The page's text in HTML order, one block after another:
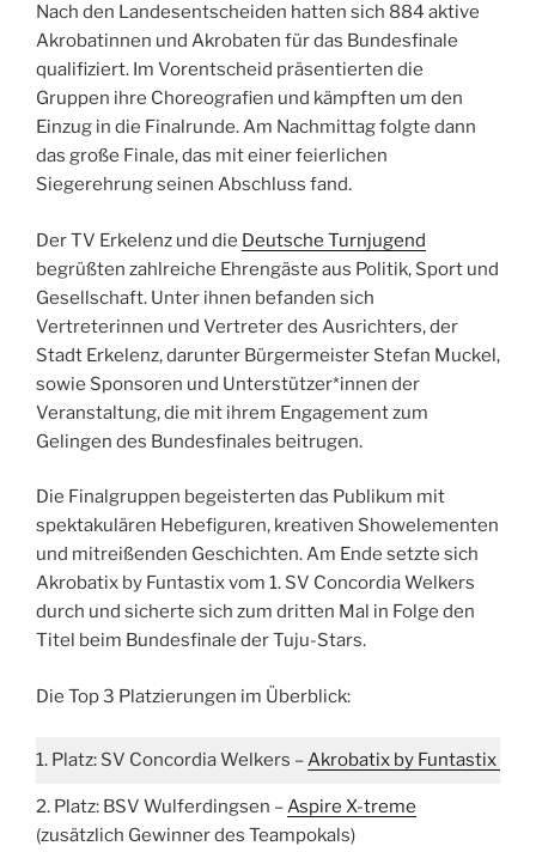
Nach den Landesentscheiden hatten sich 884 aktive
Akrobatinnen und Akrobaten für das Bundesfinale
qualifiziert. Im Vorentscheid präsentierten die
Gruppen ihre Choreografien und kämpften um den
Einzug in die Finalrunde. Am Nachmittag folgte dann
das große Finale, das mit einer feierlichen
Siegerehrung seinen Abschluss fand.
Der TV Erkelenz und die Deutsche Turnjugend
begrüßten zahlreiche Ehrengäste aus Politik, Sport und
Gesellschaft. Unter ihnen befanden sich
Vertreterinnen und Vertreter des Ausrichters, der
Stadt Erkelenz, darunter Bürgermeister Stefan Muckel,
sowie Sponsoren und Unterstützer*innen der
Veranstaltung, die mit ihrem Engagement zum
Gelingen des Bundesfinales beitrugen.
Die Finalgruppen begeisterten das Publikum mit
spektakulären Hebefiguren, kreativen Showelementen
und mitreißenden Geschichten. Am Ende setzte sich
Akrobatix by Funtastix vom 1. SV Concordia Welkers
durch und sicherte sich zum dritten Mal in Folge den
Titel beim Bundesfinale der Tuju-Stars.
Die Top 3 Platzierungen im Überblick:
1. Platz: SV Concordia Welkers –Akrobatix by Funtastix
2. Platz: BSV Wulferdingsen –Aspire X-treme
(zusätzlich Gewinner des Teampokals)